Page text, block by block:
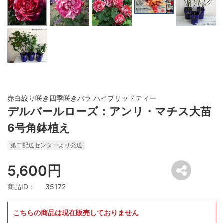
赤白絞り咲き四季咲きバラ ハイブリッドティー
デルバールローズ：アンリ・マチス大苗
6号角鉢植え
第二配送センターより発送
5,600円
商品ID： 35172
こちらの商品は現在販売しておりません